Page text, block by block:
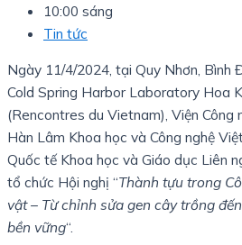
10:00 sáng
Tin tức
Ngày 11/4/2024, tại Quy Nhơn, Bình
Cold Spring Harbor Laboratory Hoa
(Rencontres du Vietnam), Viện Công
Hàn Lâm Khoa học và Công nghệ
Quốc tế Khoa học và Giáo dục Liên
tổ chức Hội nghị “Thành tựu trong
vật – Từ chỉnh sửa gen cây trồng
bền vững“.